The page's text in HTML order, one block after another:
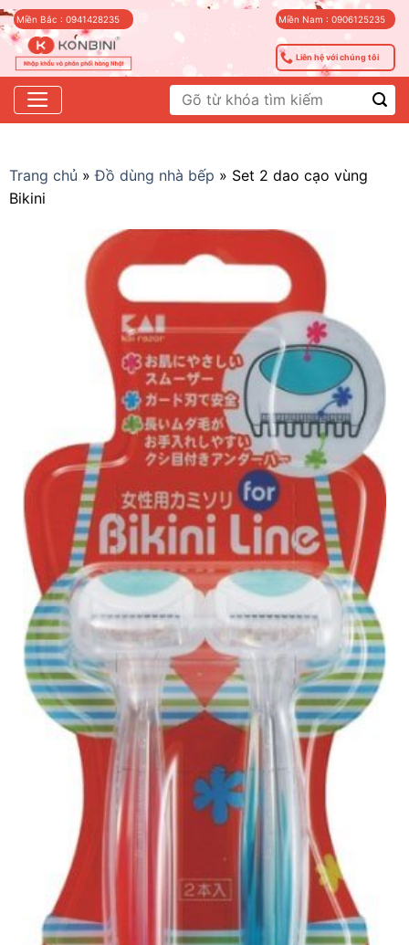
Skip
to
content
Miền Bắc : 0941428235 Miền Nam : 0906125235
Liên hệ với chúng tôi
Tìm
kiếm:
Trang chủ »Đồ dùng nhà bếp » Set 2 dao cạo vùng
Bikini